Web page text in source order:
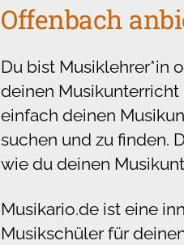
Offenbach
Du bist Musiklehrer*in
deinen Musikunterricht
einfach deinen
suchen und zu finden.
wie du deinen
Musikario.de ist eine
Musikschüler für